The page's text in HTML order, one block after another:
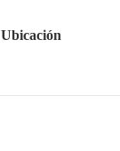
Ubicación